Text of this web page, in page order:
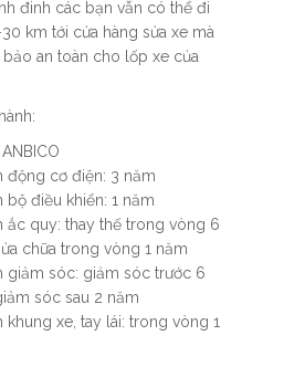
đinh các bạn vẫn có thể đi
km tới cửa hàng sửa xe mà
an toàn cho lốp xe của
động cơ điện: 3 năm
bộ điều khiển: 1 năm
ắc quy: thay thế trong vòng 6
chữa trong vòng 1 năm
giảm sóc: giảm sóc trước 6
sóc sau 2 năm
khung xe, tay lái: trong vòng 1